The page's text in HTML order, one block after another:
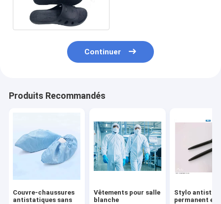
Continuer
Produits Recommandés
Couvre-chaussures
antistatiques sans
Vêtements pour salle
blanche
Stylo
permanent en